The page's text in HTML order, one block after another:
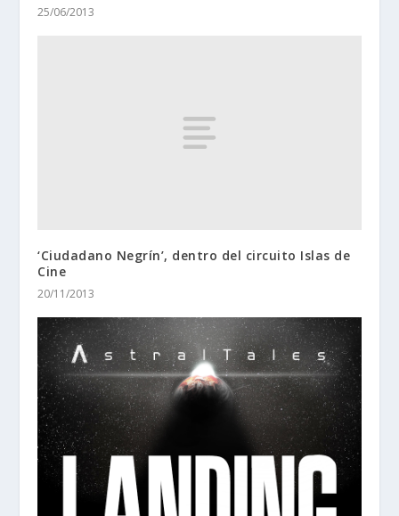
25/06/2013
‘Ciudadano Negrín’, dentro del circuito Islas de
Cine
20/11/2013